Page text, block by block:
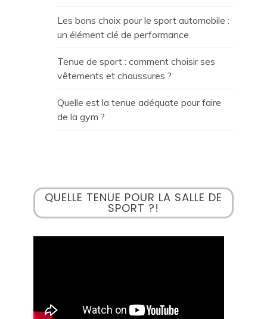
Les bons choix pour le sport automobile :
un élément clé de performance
Tenue de sport : comment choisir ses
vêtements et chaussures ?
Quelle est la tenue adéquate pour faire
de la gym ?
QUELLE TENUE POUR LA SALLE DE
SPORT ?!